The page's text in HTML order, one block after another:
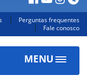
Perguntas frequentes
Fale conosco
MENU
Toggle